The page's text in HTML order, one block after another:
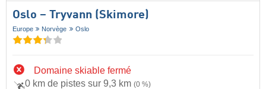
Oslo – Tryvann (Skimore)
Europe Norvège Oslo
Domaine skiable fermé
0 km de pistes sur 9,3 km (0 %)